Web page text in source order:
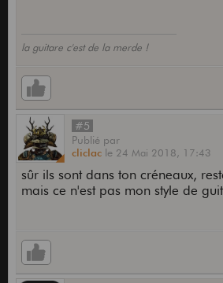
la guitare c'est de la merde !
#5
Publié par
cliclac le 24 Mai 2018, 17:43
sûr ils sont dans ton créneaux,
mais ce n'est pas mon style de